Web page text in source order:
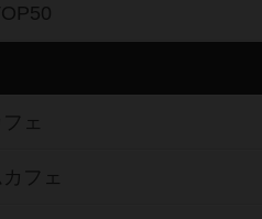
ェ
フェ